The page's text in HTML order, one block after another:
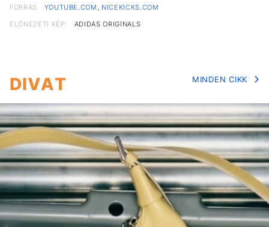
FORRÁS YOUTUBE.COM , NICEKICKS.COM
ELŐNÉZETI KÉP:
ADIDAS ORIGINALS
DIVAT MINDEN CIKK